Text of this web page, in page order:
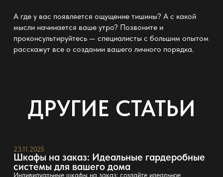
А где у вас появляется ощущение тишины? А с какой
мысли начинается ваше утро? Позвоните и
проконсультируйтесь — специалисты с большим опытом
расскажут все о создании вашего личного порядка.
ДРУГИЕ СТАТЬИ
23.11.2025
Шкафы на заказ: Идеальные гардеробные
системы для вашего дома
Индивидуальные шкафы на заказ: создайте идеальное